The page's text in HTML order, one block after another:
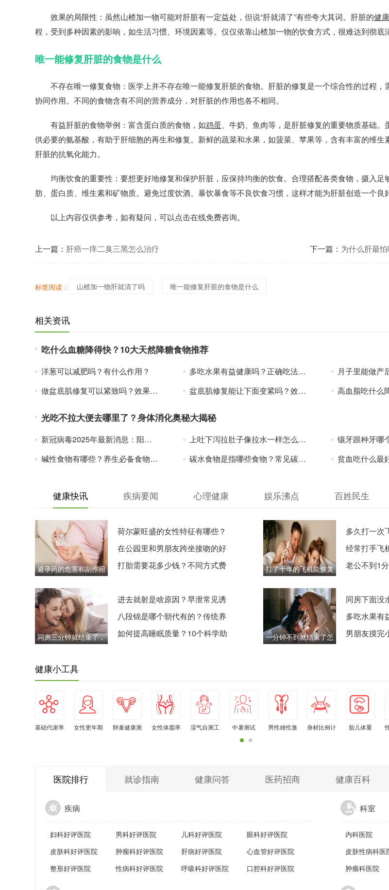
效果的局限性：虽然山楂加一物可能对肝脏有一定益处，但说“肝就清了”有些夸大其词。肝脏的健康
程，受到多种因素的影响，如生活习惯、环境因素等。仅仅依靠山楂加一物的饮食方式，很难达到彻底
唯一能修复肝脏的食物是什么
不存在唯一修复食物：医学上并不存在唯一能修复肝脏的食物。肝脏的修复是一个综合性的过程，
协同作用。不同的食物含有不同的营养成分，对肝脏的作用也各不相同。
有益肝脏的食物举例：富含蛋白质的食物，如鸡蛋、牛奶、鱼肉等，是肝脏修复的重要物质基础。
供必要的氨基酸，有助于肝细胞的再生和修复。新鲜的蔬菜和水果，如菠菜、苹果等，含有丰富的维生
肝脏的抗氧化能力。
均衡饮食的重要性：要想更好地修复和保护肝脏，应保持均衡的饮食。合理搭配各类食物，摄入足
肪、蛋白质、维生素和矿物质。避免过度饮酒、暴饮暴食等不良饮食习惯，这样才能为肝脏创造一个良
以上内容仅供参考，如有疑问，可以点击在线免费咨询。
上一篇： 肝癌一痒二臭三黑怎么治疗 下一篇： 为什么肝最
标签阅读： 山楂加一物肝就清了吗 唯一能修复肝脏的食物是什么
相关资讯
吃什么血糖降得快？10大天然降糖食物推荐
洋葱可以减肥吗？有什么作用？ 多吃水果有益健康吗？正确吃法与注意事项
月子里能做产后修
做盆底肌修复可以紧致吗？效果实测大公开
盆底肌修复能让下面变紧吗？效果验证与真相 高血脂吃什么降得
光吃不拉大便去哪里了？身体消化奥秘大揭秘
新冠病毒2025年最新消息：阳了可以吃鸡蛋吗 上吐下泻拉肚子像拉水一样怎么办？急救处理方法
镶牙跟种牙哪个好一点？两
碱性食物有哪些？养生必备食物清单来袭
碳水食物是指哪些食物？常见碳水食物清单大全，吃对才健康 贫血吃什么最好最快的补血
健康快讯 疾病要闻 心理健康 娱乐沸点 百姓民生
避孕药的危害和副作用
荷尔蒙旺盛的女性特征有哪些？
这5个表
在公园里和男朋友跨坐接吻的好
处
打胎需要花多少钱？不同方式费
打了十年的飞机能恢复
多久打一次
科学频率
经常打手飞
戒除后调
老公不到1
同房三分钟就结束了，
进去就射是啥原因？早泄常见诱
因与改善
八段锦是哪个朝代有的？传统养
生操历史
如何提高睡眠质量？10个科学助
一分钟不到就结束了怎
同房下面没
涩的实用
多吃水果有
与注意事
男朋友摸完
健康小工具
基础代谢率
女性更年期
卵巢健康测
女性体脂率
湿气自测工
中暑测试
男性雄性激
身材比例计
胎儿体重
医院排行 就诊指南 健康问答 医药招商 健康百科
疾病
妇科好评医院 男科好评医院 儿科好评医院
眼科好评医院
皮肤科好评医院
肿瘤科好评医院 肝病好评医院
心血管好评医院
整形好评医院
性病科好评医院 呼吸科好评医院 口腔科好评医院
科室
内科医院
皮肤性病科医
肿瘤科医院